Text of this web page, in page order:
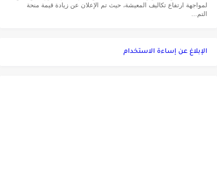
لمواجهة ارتفاع تكاليف المعيشة، حيث تم الإعلان عن زيادة قيمة منحة
التم...
الإبلاغ عن إساءة الاستخدام